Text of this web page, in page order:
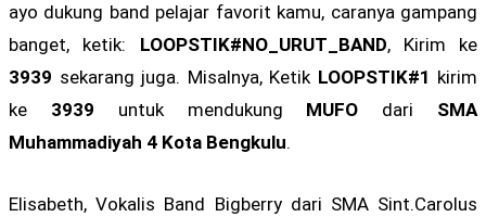
ayo dukung band pelajar favorit kamu, caranya gampang
banget, ketik: LOOPSTIK#NO_URUT_BAND, Kirim ke
3939 sekarang juga. Misalnya, Ketik LOOPSTIK#1 kirim
ke 3939 untuk mendukung MUFO dari SMA
Muhammadiyah 4 Kota Bengkulu.
Elisabeth, Vokalis Band Bigberry dari SMA Sint.Carolus